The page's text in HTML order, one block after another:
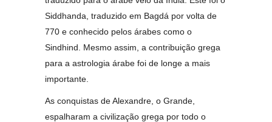
Siddhanda, traduzido em Bagdá por volta de
770 e conhecido pelos árabes como o
Sindhind. Mesmo assim, a contribuição grega
para a astrologia árabe foi de longe a mais
importante.
As conquistas de Alexandre, o Grande,
espalharam a civilização grega por todo o